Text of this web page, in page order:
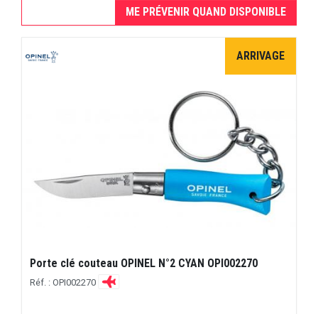
ME PRÉVENIR QUAND DISPONIBLE
ARRIVAGE
Porte clé couteau OPINEL N°2 CYAN OPI002270
Réf. : OPI002270